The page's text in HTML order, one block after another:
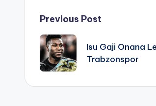
Post
navigation
Previous Post
Isu Gaji Onana
Trabzonspor